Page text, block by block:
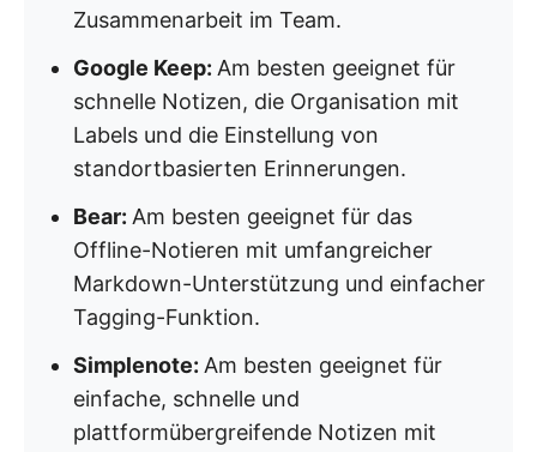
Zusammenarbeit im Team.
Google Keep: Am besten geeignet für
schnelle Notizen, die Organisation mit
Labels und die Einstellung von
standortbasierten Erinnerungen.
Bear: Am besten geeignet für das
Offline-Notieren mit umfangreicher
Markdown-Unterstützung und einfacher
Tagging-Funktion.
Simplenote: Am besten geeignet für
einfache, schnelle und
plattformübergreifende Notizen mit